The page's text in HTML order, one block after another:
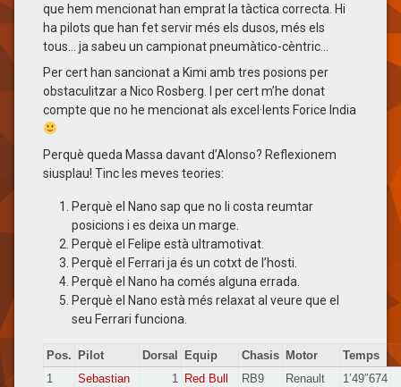
que hem mencionat han emprat la tàctica correcta. Hi
ha pilots que han fet servir més els dusos, més els
tous… ja sabeu un campionat pneumàtico-cèntric…
Per cert han sancionat a Kimi amb tres posions per
obstaculitzar a Nico Rosberg. I per cert m’he donat
compte que no he mencionat als excel·lents Forice India
Perquè queda Massa davant d’Alonso? Reflexionem
siusplau! Tinc les meves teories:
Perquè el Nano sap que no li costa reumtar
posicions i es deixa un marge.
Perquè el Felipe està ultramotivat.
Perquè el Ferrari ja és un cotxt de l’hosti.
Perquè el Nano ha comés alguna errada.
Perquè el Nano està més relaxat al veure que el
seu Ferrari funciona.
Pos. Pilot Dorsal Equip Chasis Motor
Temps
1
Sebastian
1 Red Bull RB9 Renault 1’49″674